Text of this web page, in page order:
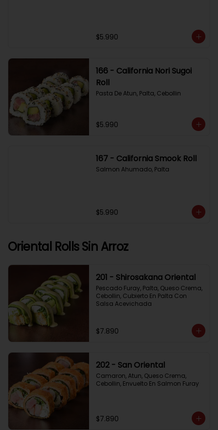
$5.990
166 - California Nori Sugoi
Roll
Pasta De Atun, Palta, Cebollin
$5.990
167 - California Smook Roll
Salmon Ahumado, Palta
$5.990
Oriental Rolls Sin Arroz
201 - Shirosakana Oriental
Pescado Furay, Palta, Queso Crema,
Cebollin, Cubierto En Palta Con
Salsa Acevichada
$7.890
202 - San Oriental
Camaron, Atun, Queso Crema,
Cebollin, Envuelto En Salmon Furay
$7.890